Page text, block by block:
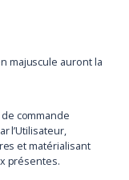
majuscule auront la
commande
l’Utilisateur,
et matérialisant
présentes.